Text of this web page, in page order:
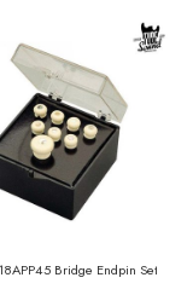
Bridge Endpin Set